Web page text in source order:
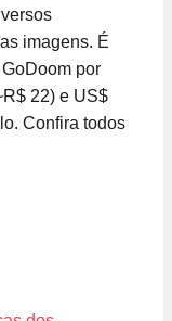
imagens. É
por
22) e US$
Confira todos